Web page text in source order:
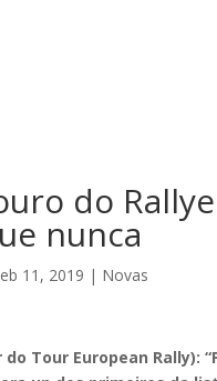
do
nunca
11, 2019 | Novas
Tour European Rally):